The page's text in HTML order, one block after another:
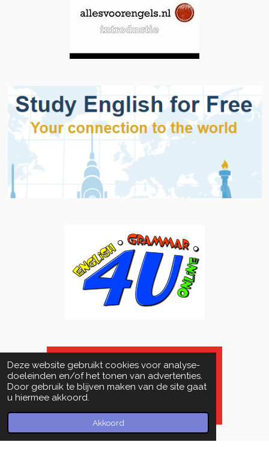
Deze website gebruikt cookies voor analyse-
doeleinden en/of het tonen van advertenties.
Door gebruik te blijven maken van de site gaat
u hiermee akkoord.
Akkoord